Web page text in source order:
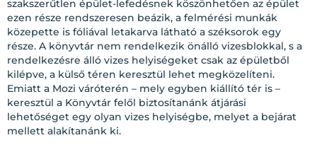
szakszerűtlen épület-lefedésnek köszönhetően az épület
ezen része rendszeresen beázik, a felmérési munkák
közepette is fóliával letakarva látható a széksorok egy
része. A könyvtár nem rendelkezik önálló vizesblokkal, s a
rendelkezésre álló vizes helyiségeket csak az épületből
kilépve, a külső téren keresztül lehet megközelíteni.
Emiatt a Mozi váróterén – mely egyben kiállító tér is –
keresztül a Könyvtár felől biztosítanánk átjárási
lehetőséget egy olyan vizes helyiségbe, melyet a bejárat
mellett alakítanánk ki.